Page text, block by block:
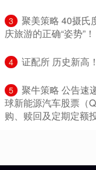
3
聚美策略 40摄氏
庆旅游的正确“姿势”！
4 证配所 历史新高
5
聚牛策略 公告速
球新能源汽车股票（
购、赎回及定期定额